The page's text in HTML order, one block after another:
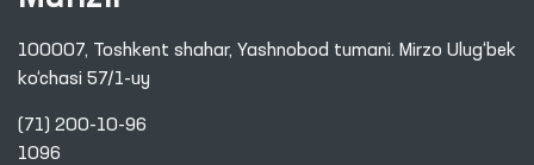
100007, Toshkent shahar, Yashnobod tumani. Mirzo Ulug‘bek
ko‘chasi 57/1-uy
(71) 200-10-96
1096